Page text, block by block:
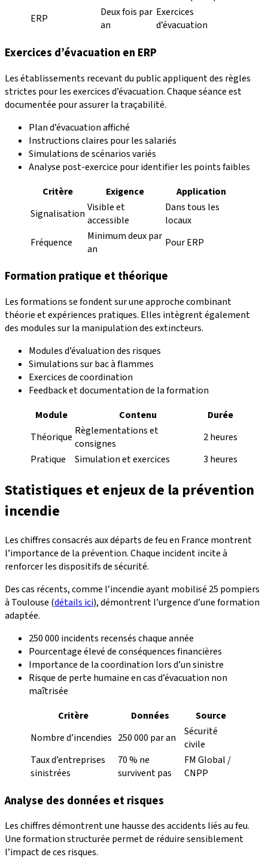
ERP
Deux fois par
an
Exercices
d’évacuation
Exercices d’évacuation en ERP
Les établissements recevant du public appliquent des règles
strictes pour les exercices d’évacuation. Chaque séance est
documentée pour assurer la traçabilité.
Plan d’évacuation affiché
Instructions claires pour les salariés
Simulations de scénarios variés
Analyse post-exercice pour identifier les points faibles
Critère
Exigence
Application
Signalisation Visible et
accessible
Dans tous les
locaux
Fréquence
Minimum deux par
an
Pour ERP
Formation pratique et théorique
Les formations se fondent sur une approche combinant
théorie et expériences pratiques. Elles intègrent également
des modules sur la manipulation des extincteurs.
Modules d’évaluation des risques
Simulations sur bac à flammes
Exercices de coordination
Feedback et documentation de la formation
Module
Contenu
Durée
Théorique Règlementations et
consignes
2 heures
Pratique
Simulation et exercices 3 heures
Statistiques et enjeux de la prévention
incendie
Les chiffres consacrés aux départs de feu en France montrent
l’importance de la prévention. Chaque incident incite à
renforcer les dispositifs de sécurité.
Des cas récents, comme l’incendie ayant mobilisé 25 pompiers
à Toulouse (détails ici), démontrent l’urgence d’une formation
adaptée.
250 000 incidents recensés chaque année
Pourcentage élevé de conséquences financières
Importance de la coordination lors d’un sinistre
Risque de perte humaine en cas d’évacuation non
maîtrisée
Critère
Données
Source
Nombre d’incendies 250 000 par an
Sécurité
civile
Taux d’entreprises
sinistrées
70 % ne
survivent pas
FM Global /
CNPP
Analyse des données et risques
Les chiffres démontrent une hausse des accidents liés au feu.
Une formation structurée permet de réduire sensiblement
l’impact de ces risques.